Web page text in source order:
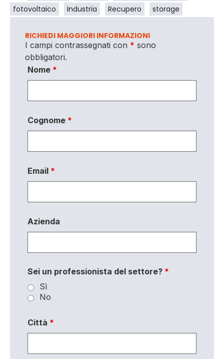
fotovoltaico Industria Recupero storage
RICHIEDI MAGGIORI INFORMAZIONI
I campi contrassegnati con * sono
obbligatori.
Nome *
Cognome *
Email *
Azienda
Sei un professionista del settore? *
Sì
No
Città *